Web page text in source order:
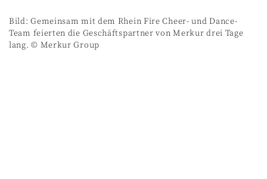
Bild: Gemeinsam mit dem Rhein Fire Cheer- und Dance-
Team feierten die Geschäftspartner von Merkur drei Tage
lang. © Merkur Group